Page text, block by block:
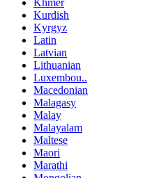
Khmer
Kurdish
Kyrgyz
Latin
Latvian
Lithuanian
Luxembou..
Macedonian
Malagasy
Malay
Malayalam
Maltese
Maori
Marathi